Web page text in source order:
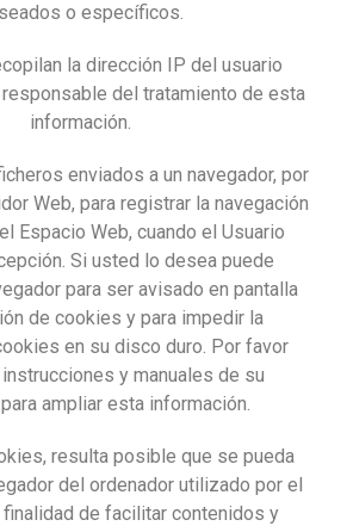
o específicos.
la dirección IP del usuario
del tratamiento de esta
información.
enviados a un navegador, por
Web, para registrar la navegación
Espacio Web, cuando el Usuario
Si usted lo desea puede
para ser avisado en pantalla
de cookies y para impedir la
en su disco duro. Por favor
y manuales de su
ampliar esta información.
resulta posible que se pueda
del ordenador utilizado por el
finalidad de facilitar contenidos y